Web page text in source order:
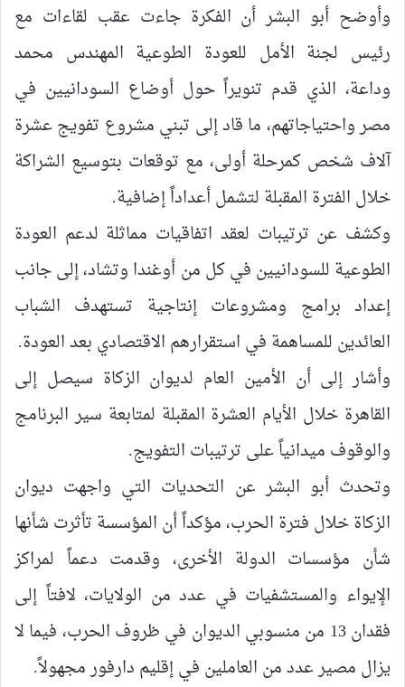
وأوضح أبو البشر أن الفكرة جاءت عقب لقاءات مع
رئيس لجنة الأمل للعودة الطوعية المهندس محمد
وداعة، الذي قدم تنويراً حول أوضاع السودانيين في
مصر واحتياجاتهم، ما قاد إلى تبني مشروع تفويج عشرة
آلاف شخص كمرحلة أولى، مع توقعات بتوسيع الشراكة
خلال الفترة المقبلة لتشمل أعداداً إضافية.
وكشف عن ترتيبات لعقد اتفاقيات مماثلة لدعم العودة
الطوعية للسودانيين في كل من أوغندا وتشاد، إلى جانب
إعداد برامج ومشروعات إنتاجية تستهدف الشباب
العائدين للمساهمة في استقرارهم الاقتصادي بعد العودة.
وأشار إلى أن الأمين العام لديوان الزكاة سيصل إلى
القاهرة خلال الأيام العشرة المقبلة لمتابعة سير البرنامج
والوقوف ميدانياً على ترتيبات التفويج.
وتحدث أبو البشر عن التحديات التي واجهت ديوان
الزكاة خلال فترة الحرب، مؤكداً أن المؤسسة تأثرت شأنها
شأن مؤسسات الدولة الأخرى، وقدمت دعماً لمراكز
الإيواء والمستشفيات في عدد من الولايات، لافتاً إلى
فقدان 13 من منسوبي الديوان في ظروف الحرب، فيما لا
يزال مصير عدد من العاملين في إقليم دارفور مجهولاً.